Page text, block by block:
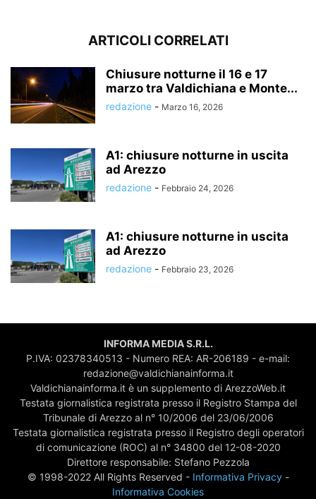
ARTICOLI CORRELATI
Chiusure notturne il 16 e 17
marzo tra Valdichiana e Monte...
redazione - Marzo 16, 2026
A1: chiusure notturne in uscita
ad Arezzo
redazione - Febbraio 24, 2026
A1: chiusure notturne in uscita
ad Arezzo
redazione - Febbraio 23, 2026
INFORMA MEDIA S.R.L.
P.IVA: 02378340513 - Numero REA: AR-206189 - e-mail:
redazione@valdichianainforma.it
Valdichianainforma.it è un supplemento di ArezzoWeb.it
Testata giornalistica registrata presso il Registro Stampa del
Tribunale di Arezzo al n° 10/2006 del 23/06/2006
Testata giornalistica registrata presso il Registro degli operatori
di comunicazione (ROC) al n° 34800 del 12-08-2020
Direttore responsabile: Stefano Pezzola
© 1998-2022 All Rights Reserved - Informativa Privacy-
Informativa Cookies